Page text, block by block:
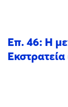
Επ. 46: Η